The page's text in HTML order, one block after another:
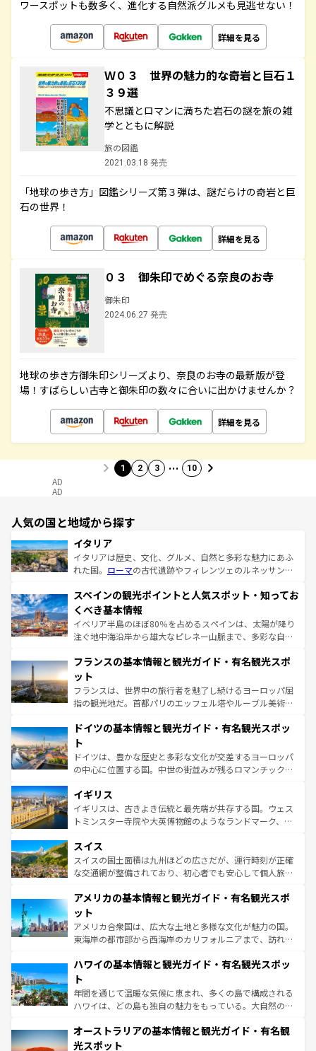
ワースポットも数多く、進化する自然派グルメも見逃せない！
詳細を見る
Ｗ０３ 世界の魅力的な奇岩と巨石１
３９選
不思議とロマンに満ちた岩石の謎を旅の雑
学とともに解説
旅の図鑑
2021.03.18 発売
「地球の歩き方」図鑑シリーズ第３弾は、謎だらけの奇岩と巨
石の世界！
詳細を見る
０３ 御朱印でめぐる奈良のお寺
御朱印
2024.06.27 発売
地球の歩き方御朱印シリーズより、奈良のお寺の最新版が登
場！すばらしい古寺と御朱印の数々に合いに出かけませんか？
詳細を見る
1 2 3 … 10
AD
AD
人気の国と地域から探す
イタリア
イタリアは歴史、文化、グルメ、自然と多彩な魅力にあふ
れた国。 ローマの古代遺跡やフィレンツェのルネッサンス
ろん、トスカーナの美しい田園風景やアマルフィ海岸の絶
景など、自然景観も見逃せない。観光の合間には、本場の
ピザやパスタなど、絶品のイタリア料理を堪能することも
できる。朝目覚めてから夜眠るまで、すべての瞬間を楽し
なお、新着のイタリア情報はコンテンツ一覧を参照してほ
しい。
スペインの観光ポイントと人気スポット・知ってお
くべき基本情報
イベリア半島のほぼ80％を占めるスペインは、太陽が降り
注ぐ地中海沿岸から雄大なピレネー山脈まで、多彩な自然
文化が根付くこの国では、情熱的なフラメンコ、熱気あふ
れる闘牛、そして美味しいタパスが生活の一部となってい
る。首都マドリードの洗練された雰囲気や、バルセロナの
アートに溢れた街角から、地方では古代ローマ遺跡や中世
せる。地方によって風土や気候が異なるスペインはその個
ンテンツ一覧 を参照してほしい。
フランスの基本情報と観光ガイド・有名観光スポ
ット
フランスは、世界中の旅行者を魅了し続けるヨーロッパ屈
指の観光地だ。首都パリのエッフェル塔やルーブル美術館
で、幅広い魅力が詰まっている。華麗な宮殿、歴史的な大
聖堂、美しいビーチ、そして豊かな自然が、訪れる者を心
から魅了する。また、フランスは美食の国としても知ら
れ、フランス料理はユネスコ無形文化遺産にも登録されて
香り高いラベンダー畑など、多彩な楽しみ方が可能だ。さ
らに、パリ以外の地域にも魅力が溢れており、どの街角に
も豊かな歴史と文化が息づいている。パリ以外の個性あふ
を参照してほしい。
ドイツの基本情報と観光ガイド・有名観光スポッ
ト
ドイツは、豊かな歴史と多彩な文化が交差するヨーロッパ
の中心に位置する国。中世の街並みが残るロマンチック街
顔を持つこの国は、どこを歩いても飽きることがない。ベ
ルリンの文化的活気、バイエルン州のアルプスの絶景、そ
してライン川沿いのワイン畑といった風景は必見。ビール
は、お酒好きな人にはぜひ体験してほしい。 なお、新着の
ドイツ情報はコンテンツ一覧を参照してほしい。
イギリス
イギリスは、古きよき伝統と最先端が共存する国。ウェス
トミンスター寺院や大英博物館のようなランドマーク、歴
リアごとに異なる魅力がある。また、優雅なアフタヌーン
ティー、ビール好きにはたまらない英国パブ、サッカー観
戦など、本場だからこそできる体験も豊富。イギリスを旅
ンツ一覧を参照してほしい。
スイス
スイスの国土面積は九州ほどの広さだが、運行時刻が正確
な交通網が整備されており、初心者でも安心して個人旅行
の建物がそのまま残る町や、スイスならではのユニークな
博物館もあり、アルプス観光だけでなく町歩きも満喫する
ことができる。国民の所得が高いため物価も高いが、旅行
者向けの交通パス提供のサービスもあり、うまく活用すれ
着のスイス情報はコンテンツ一覧を参照してほしい。
アメリカの基本情報と観光ガイド・有名観光スポ
ット
アメリカ合衆国は、広大な土地と多様な文化が魅力の国。
東海岸の都市部から西海岸のカリフォルニアまで、訪れる
のような巨大都市は、観光、ショッピング、エンターテイ
ンメントが詰まった刺激的なスポットだ。一方、アメリカ
西部には大自然が広がり、グランドキャニオンやイエロー
ストーン国立公園といった絶景が堪能できる。さらに、南
文化が魅力。旅行者はアメリカの各地域で異なる魅力を楽
しみながら、その多様性と豊かな歴史を感じることができ
ハワイの基本情報と観光ガイド・有名観光スポッ
ト
年間を通じて温暖な気候に恵まれ、多くの島で構成される
ハワイは、どの島も独自の魅力をもっている。大自然の神
ワイ島は見逃せない。また、定番の観光地といえばオアフ
島だが、静かな自然を求めるならマウイ島やカウアイ島が
オーストラリアの基本情報と観光ガイド・有名観
光スポット